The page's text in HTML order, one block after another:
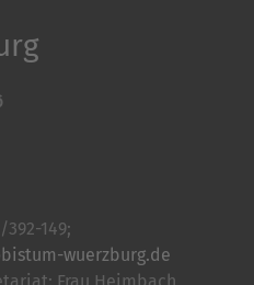
392-149;
wuerzburg.de